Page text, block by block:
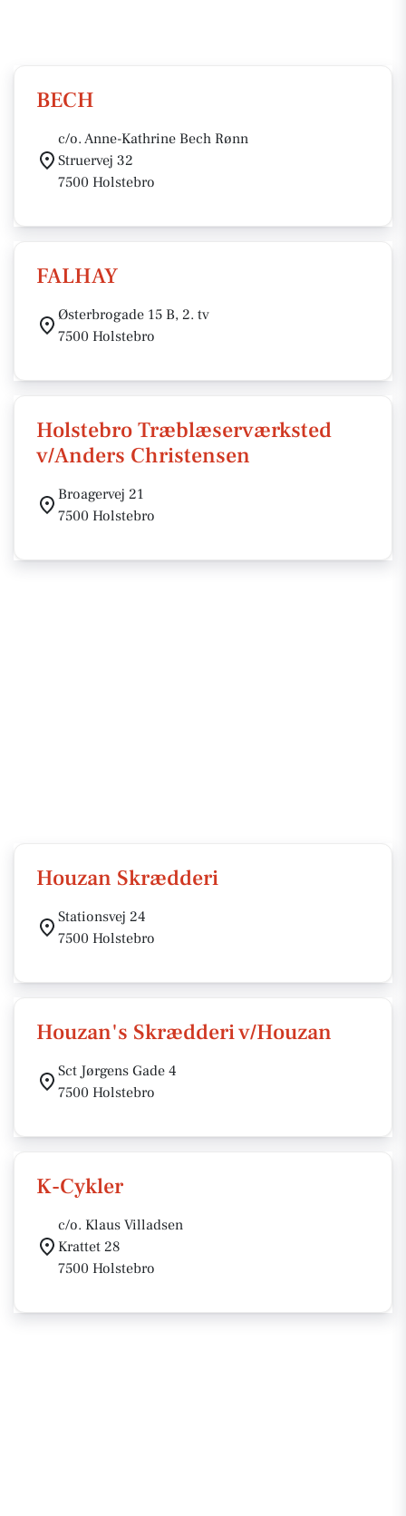
BECH
c/o. Anne-Kathrine Bech Rønn
Struervej 32
7500 Holstebro
FALHAY
Østerbrogade 15 B, 2. tv
7500 Holstebro
Holstebro Træblæserværksted
v/Anders Christensen
Broagervej 21
7500 Holstebro
Houzan Skrædderi
Stationsvej 24
7500 Holstebro
Houzan's Skrædderi v/Houzan
Sct Jørgens Gade 4
7500 Holstebro
K-Cykler
c/o. Klaus Villadsen
Krattet 28
7500 Holstebro